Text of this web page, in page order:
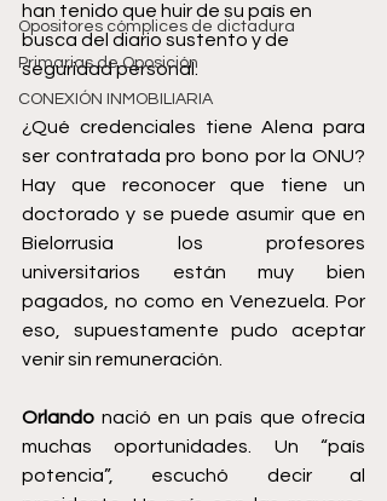
Opositores cómplices de dictadura
Primarias de Oposición
CONEXIÓN INMOBILIARIA
han tenido que huir de su país en
busca del diario sustento y de
seguridad personal.
¿Qué credenciales tiene Alena para
ser contratada pro bono por la ONU?
Hay que reconocer que tiene un
doctorado y se puede asumir que en
Bielorrusia los profesores
universitarios están muy bien
pagados, no como en Venezuela. Por
eso, supuestamente pudo aceptar
venir sin remuneración.
Orlando nació en un país que ofrecía
muchas oportunidades. Un “país
potencia”, escuchó decir al